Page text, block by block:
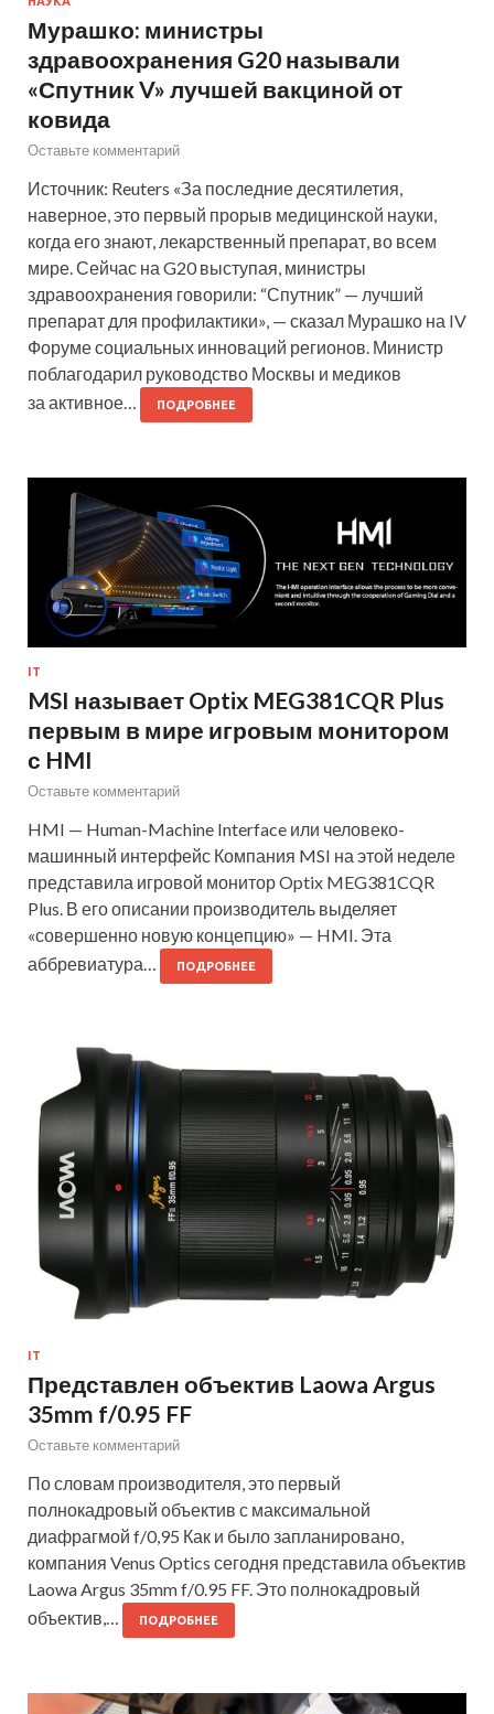
Мурашко: министры
здравоохранения G20 называли
«Спутник V» лучшей вакциной от
ковида
Оставьте комментарий
Источник: Reuters «За последние десятилетия,
наверное, это первый прорыв медицинской науки,
когда его знают, лекарственный препарат, во всем
мире. Сейчас на G20 выступая, министры
здравоохранения говорили: “Спутник” — лучший
препарат для профилактики», — сказал Мурашко на IV
Форуме социальных инноваций регионов. Министр
поблагодарил руководство Москвы и медиков
за активное…
ПОДРОБНЕЕ
IT
MSI называет Optix MEG381CQR Plus
первым в мире игровым монитором
с HMI
Оставьте комментарий
HMI — Human-Machine Interface или человеко-
машинный интерфейс Компания MSI на этой неделе
представила игровой монитор Optix MEG381CQR
Plus. В его описании производитель выделяет
«совершенно новую концепцию» — HMI. Эта
аббревиатура…
ПОДРОБНЕЕ
IT
Представлен объектив Laowa Argus
35mm f/0.95 FF
Оставьте комментарий
По словам производителя, это первый
полнокадровый объектив с максимальной
диафрагмой f/0,95 Как и было запланировано,
компания Venus Optics сегодня представила объектив
Laowa Argus 35mm f/0.95 FF. Это полнокадровый
объектив,…
ПОДРОБНЕЕ